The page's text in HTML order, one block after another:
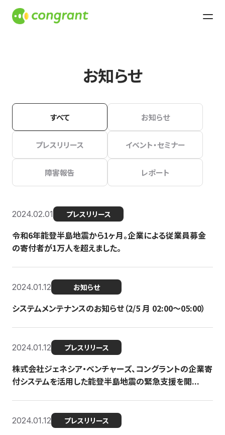
お知らせ
すべて お知らせ
プレスリリース イベント・セミナー
障害報告 レポート
2024.02.01 プレスリリース
令和6年能登半島地震から1ヶ月。企業による従業員募金
の寄付者が1万人を超えました。
2024.01.12 お知らせ
システムメンテナンスのお知らせ（2/5 月 02:00〜05:00）
2024.01.12 プレスリリース
株式会社ジェネシア・ベンチャーズ、コングラントの企業寄
付システムを活用した能登半島地震の緊急支援を開...
2024.01.12 プレスリリース